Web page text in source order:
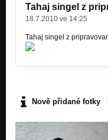
Tahaj singel z
18.7.2010 ve 14:25
Tahaj singel z
Nově přidané fotky